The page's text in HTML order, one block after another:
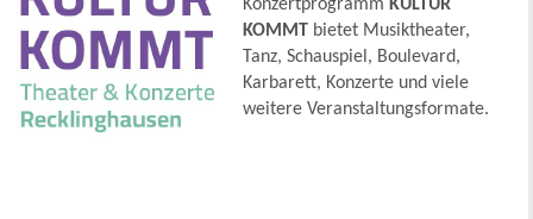
Konzertprogramm KULTUR
KOMMT bietet Musiktheater,
Tanz, Schauspiel, Boulevard,
Karbarett, Konzerte und viele
weitere Veranstaltungsformate.